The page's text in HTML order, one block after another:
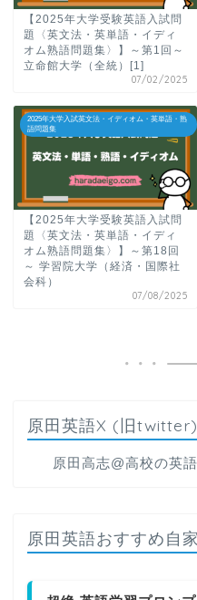
【2025年大学受験英語入試問
題〈英文法・英単語・イディ
オム熟語問題集〉】～第1回～
立命館大学（全統）[1]
07/02/2025
2025年大学入試英文法・イディオム・英単語・熟
語問題集
【2025年大学受験英語入試問
題〈英文法・英単語・イディ
オム熟語問題集〉】～第18回
～ 学習院大学（経済・国際社
会科）
07/08/2025
原田英語X (旧twitter)
原田高志@高校の英
原田英語おすすめ自